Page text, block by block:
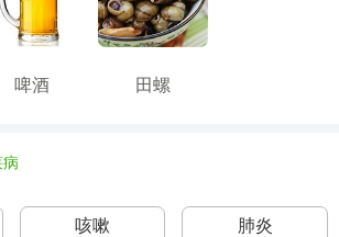
啤酒 田螺
咳嗽 肺炎